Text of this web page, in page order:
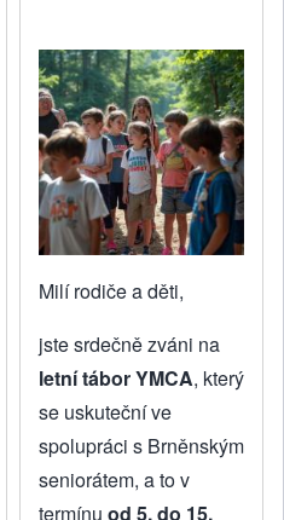
Milí rodiče a děti,
jste srdečně zváni na
letní tábor YMCA, který
se uskuteční ve
spolupráci s Brněnským
seniorátem, a to v
termínu od 5. do 15.